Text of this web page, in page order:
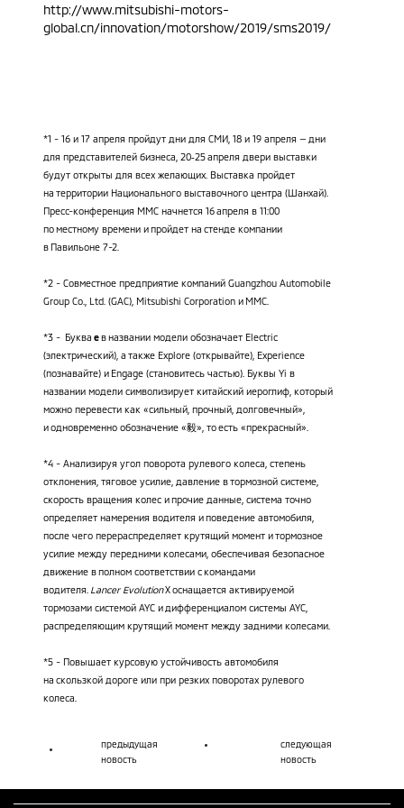
http://www.mitsubishi-motors-
global.cn/innovation/motorshow/2019/sms2019/
*1 - 16 и 17 апреля пройдут дни для СМИ, 18 и 19 апреля — дни
для представителей бизнеса, 20‑25 апреля двери выставки
будут открыты для всех желающих. Выставка пройдет
на территории Национального выставочного центра (Шанхай).
Пресс-конференция MMC начнется 16 апреля в 11:00
по местному времени и пройдет на стенде компании
в Павильоне 7-2.
*2 - Совместное предприятие компаний Guangzhou Automobile
Group Co., Ltd. (GAC), Mitsubishi Corporation и MMC.
*3 - Буква eв названии модели обозначает Electric
(электрический), а также Explore (открывайте), Experience
(познавайте) и Engage (становитесь частью). Буквы Yi в
названии модели символизирует китайский иероглиф, который
можно перевести как «сильный, прочный, долговечный»,
и одновременно обозначение «毅», то есть «прекрасный».
*4 - Анализируя угол поворота рулевого колеса, степень
отклонения, тяговое усилие, давление в тормозной системе,
скорость вращения колес и прочие данные, система точно
определяет намерения водителя и поведение автомобиля,
после чего перераспределяет крутящий момент и тормозное
усилие между передними колесами, обеспечивая безопасное
движение в полном соответствии с командами
водителя. Lancer EvolutionXоснащается активируемой
тормозами системой AYC и дифференциалом системы AYC,
распределяющим крутящий момент между задними колесами.
*5 - Повышает курсовую устойчивость автомобиля
на скользкой дороге или при резких поворотах рулевого
колеса.
предыдущая
новость
следующая
новость